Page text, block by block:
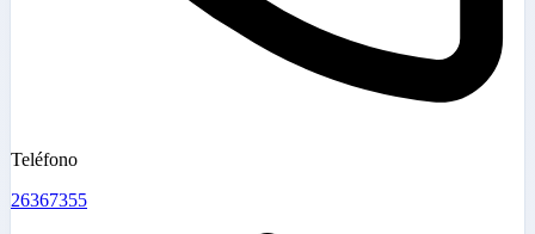
Teléfono
26367355